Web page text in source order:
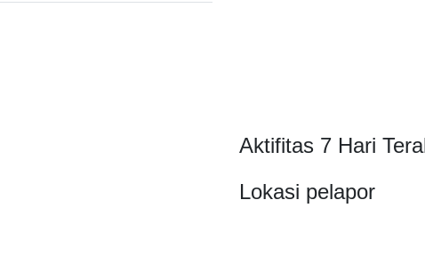
Aktifitas 7 Hari
Lokasi pelapor